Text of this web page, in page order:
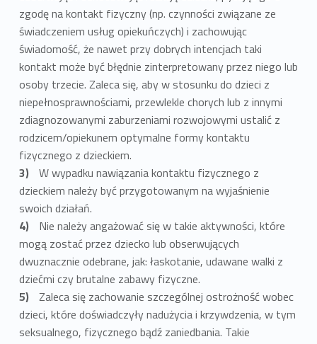
zgodę na kontakt fizyczny (np. czynności związane ze
świadczeniem usług opiekuńczych) i zachowując
świadomość, że nawet przy dobrych intencjach taki
kontakt może być błędnie zinterpretowany przez niego lub
osoby trzecie. Zaleca się, aby w stosunku do dzieci z
niepełnosprawnościami, przewlekle chorych lub z innymi
zdiagnozowanymi zaburzeniami rozwojowymi ustalić z
rodzicem/opiekunem optymalne formy kontaktu
fizycznego z dzieckiem.
W wypadku nawiązania kontaktu fizycznego z
dzieckiem należy być przygotowanym na wyjaśnienie
swoich działań.
Nie należy angażować się w takie aktywności, które
mogą zostać przez dziecko lub obserwujących
dwuznacznie odebrane, jak: łaskotanie, udawane walki z
dziećmi czy brutalne zabawy fizyczne.
Zaleca się zachowanie szczególnej ostrożność wobec
dzieci, które doświadczyły nadużycia i krzywdzenia, w tym
seksualnego, fizycznego bądź zaniedbania. Takie